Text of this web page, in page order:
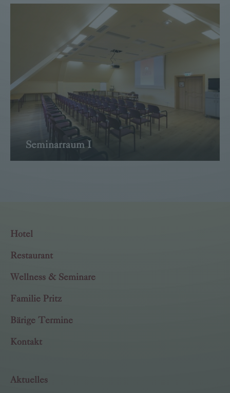
Seminarraum I
Hotel
Restaurant
Wellness & Seminare
Familie Pritz
Bärige Termine
Kontakt
Aktuelles